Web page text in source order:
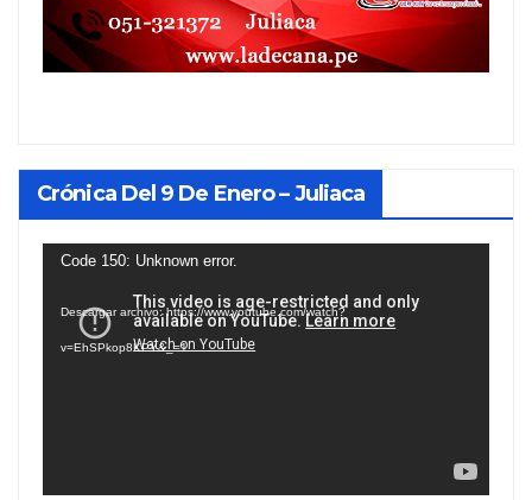
Crónica Del 9 De Enero – Juliaca
Reproductor
vídeo
Code 150: Unknown error.
Descargar archivo: https://www.youtube.com/watch?
v=EhSPkop8KPY&_=1